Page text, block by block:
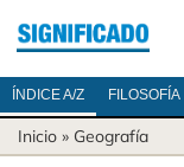
ÍNDICE A/Z FILOSOFÍA
Inicio » Geografía